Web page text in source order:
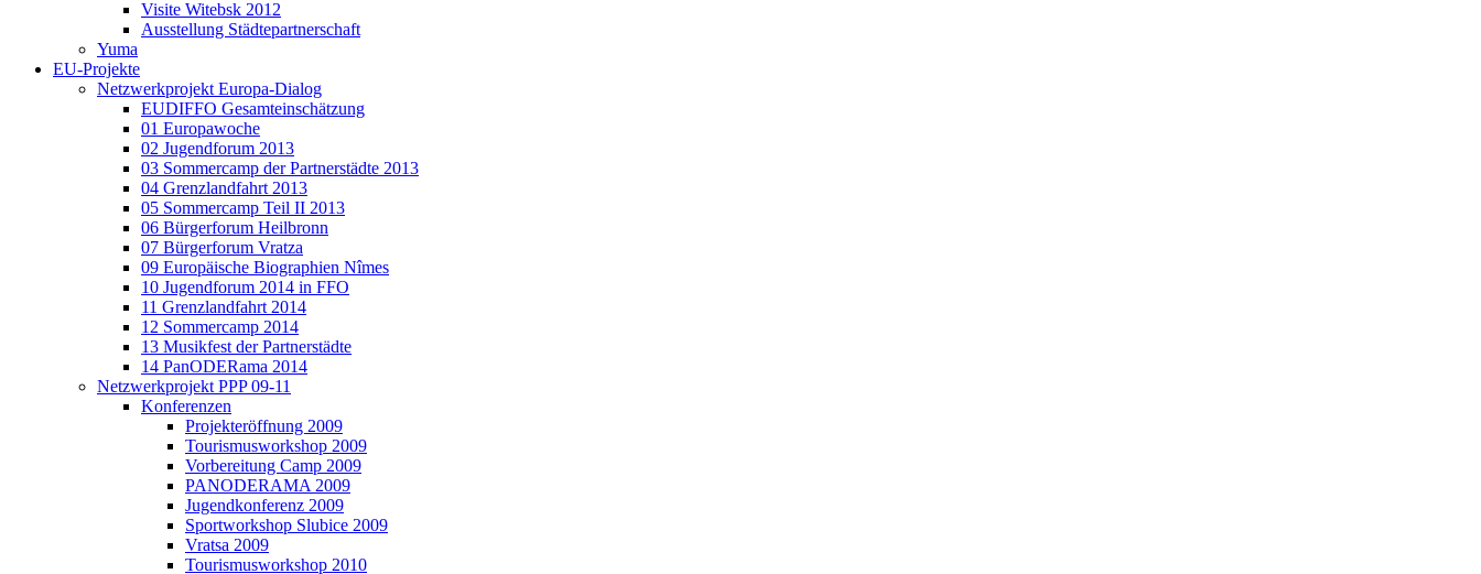
Visite Witebsk 2012
Ausstellung Städtepartnerschaft
Yuma
EU-Projekte
Netzwerkprojekt Europa-Dialog
EUDIFFO Gesamteinschätzung
01 Europawoche
02 Jugendforum 2013
03 Sommercamp der Partnerstädte 2013
04 Grenzlandfahrt 2013
05 Sommercamp Teil II 2013
06 Bürgerforum Heilbronn
07 Bürgerforum Vratza
09 Europäische Biographien Nîmes
10 Jugendforum 2014 in FFO
11 Grenzlandfahrt 2014
12 Sommercamp 2014
13 Musikfest der Partnerstädte
14 PanODERama 2014
Netzwerkprojekt PPP 09-11
Konferenzen
Projekteröffnung 2009
Tourismusworkshop 2009
Vorbereitung Camp 2009
PANODERAMA 2009
Jugendkonferenz 2009
Sportworkshop Slubice 2009
Vratsa 2009
Tourismusworkshop 2010